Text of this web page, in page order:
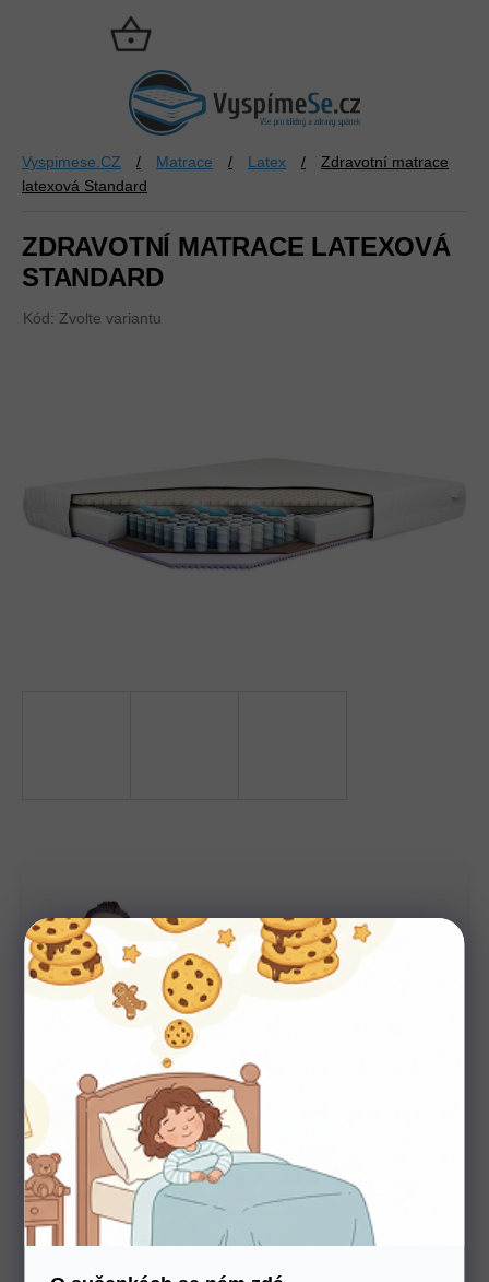
NÁKUPNÍ
KOŠÍK
Vyspimese.CZ / Matrace / Latex /
Zdravotní matrace
latexová Standard
ZDRAVOTNÍ MATRACE LATEXOVÁ
STANDARD
Kód: Zvolte variantu
Potřebujete poradit s výběrem?
Nechte nám na sebe číslo. Zavoláme vám a se vším
poradíme